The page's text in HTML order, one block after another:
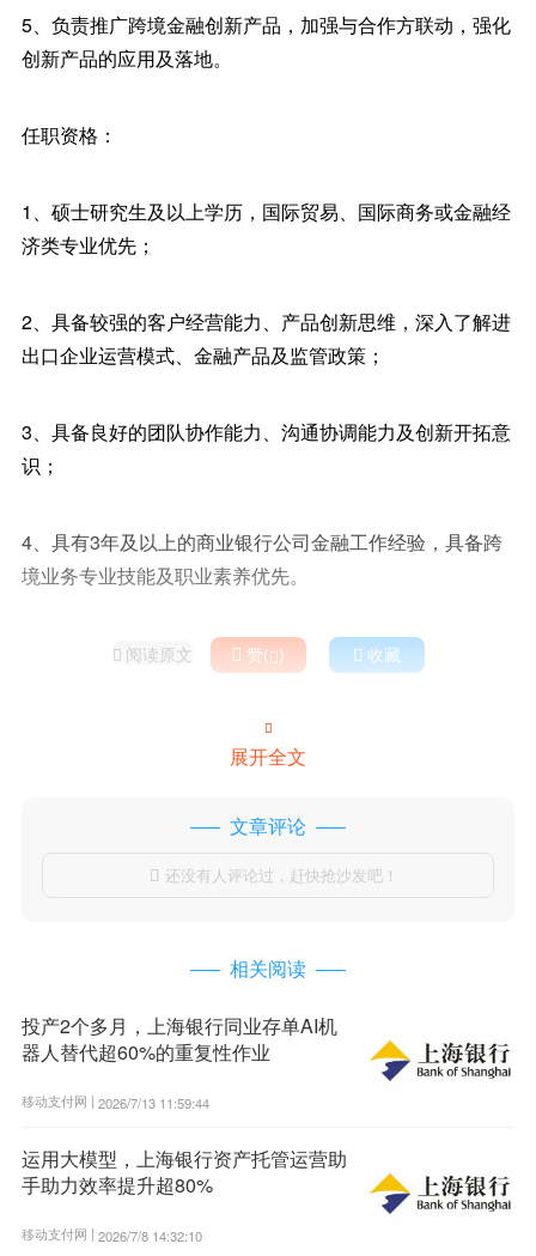
5、负责推广跨境金融创新产品，加强与合作方联动，强化
创新产品的应用及落地。
任职资格：
1、硕士研究生及以上学历，国际贸易、国际商务或金融经
济类专业优先；
2、具备较强的客户经营能力、产品创新思维，深入了解进
出口企业运营模式、金融产品及监管政策；
3、具备良好的团队协作能力、沟通协调能力及创新开拓意
识；
4、具有3年及以上的商业银行公司金融工作经验，具备跨
境业务专业技能及职业素养优先。
 阅读原文  赞()  收藏

展开全文
文章评论
 还没有人评论过，赶快抢沙发吧！
相关阅读
投产2个多月，上海银行同业存单AI机
器人替代超60%的重复性作业
移动支付网 | 2026/7/13 11:59:44
运用大模型，上海银行资产托管运营助
手助力效率提升超80%
移动支付网 | 2026/7/8 14:32:10